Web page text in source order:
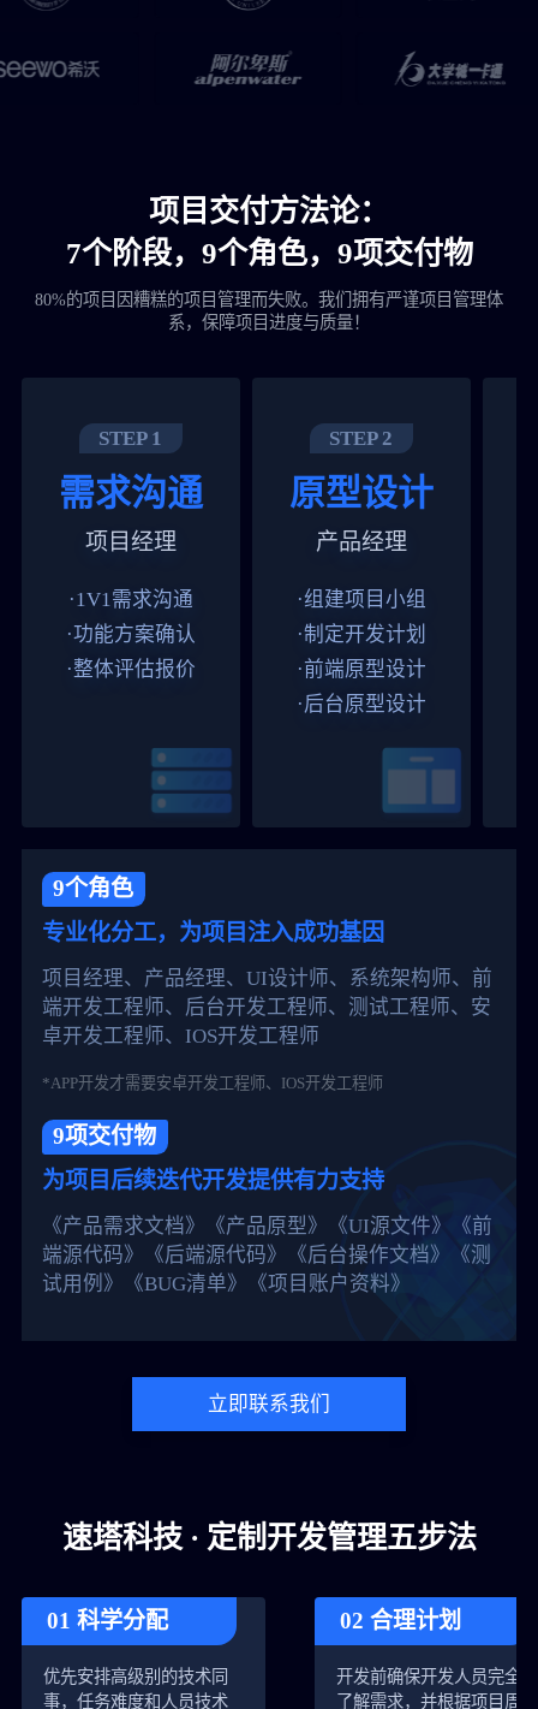
项目交付方法论：
7个阶段，9个角色，9项交付物
80%的项目因糟糕的项目管理而失败。我们拥有严谨项目管理体
系，保障项目进度与质量！
STEP 1
需求沟通
项目经理
·1V1需求沟通
·功能方案确认
·整体评估报价
STEP 2
原型设计
产品经理
·组建项目小组
·制定开发计划
·前端原型设计
·后台原型设计
9个角色
专业化分工，为项目注入成功基因
项目经理、产品经理、UI设计师、系统架构师、前
端开发工程师、后台开发工程师、测试工程师、安
卓开发工程师、IOS开发工程师
*APP开发才需要安卓开发工程师、IOS开发工程师
9项交付物
为项目后续迭代开发提供有力支持
《产品需求文档》《产品原型》《UI源文件》《前
端源代码》《后端源代码》《后台操作文档》《测
试用例》《BUG清单》《项目账户资料》
立即联系我们
速塔科技 · 定制开发管理五步法
01 科学分配
优先安排高级别的技术同
事，任务难度和人员技术
02 合理计划
开发前确保开发人员完全
了解需求，并根据项目周